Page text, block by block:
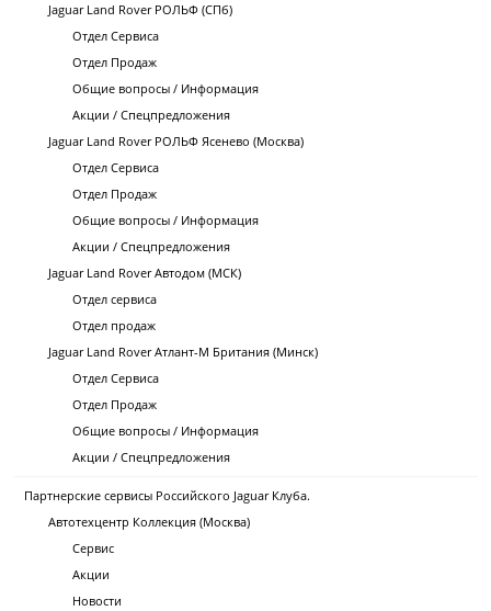
Jaguar Land Rover РОЛЬФ (СПб)
Отдел Сервиса
Отдел Продаж
Общие вопросы / Информация
Акции / Спецпредложения
Jaguar Land Rover РОЛЬФ Ясенево (Москва)
Отдел Сервиса
Отдел Продаж
Общие вопросы / Информация
Акции / Спецпредложения
Jaguar Land Rover Автодом (МСК)
Отдел сервиса
Отдел продаж
Jaguar Land Rover Атлант-М Британия (Минск)
Отдел Сервиса
Отдел Продаж
Общие вопросы / Информация
Акции / Спецпредложения
Партнерские сервисы Российского Jaguar Клуба.
Автотехцентр Коллекция (Москва)
Сервис
Акции
Новости